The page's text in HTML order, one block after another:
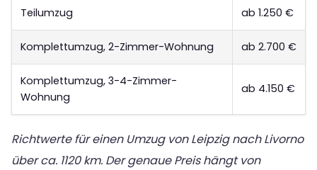
Teilumzug ab 1.250 €
Komplettumzug, 2-Zimmer-Wohnung ab 2.700 €
Komplettumzug, 3-4-Zimmer-
Wohnung
ab 4.150 €
Richtwerte für einen Umzug von Leipzig nach Livorno
über ca. 1120 km. Der genaue Preis hängt von